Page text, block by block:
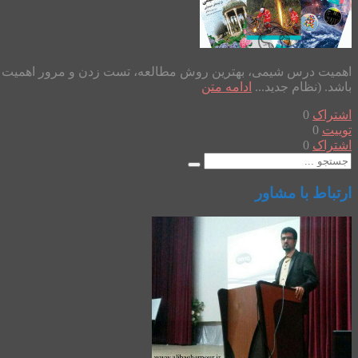
باشد. (نظام جدید... ادامه متن
اشتراک 0
توییت 0
اشتراک 0
ارتباط با مشاور